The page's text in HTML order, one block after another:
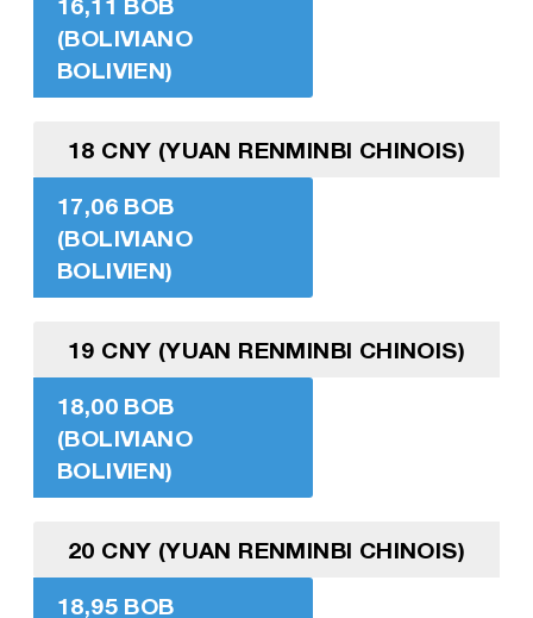
(BOLIVIANO
BOLIVIEN)
18 CNY (YUAN RENMINBI CHINOIS)
17,06 BOB
(BOLIVIANO
BOLIVIEN)
19 CNY (YUAN RENMINBI CHINOIS)
18,00 BOB
(BOLIVIANO
BOLIVIEN)
20 CNY (YUAN RENMINBI CHINOIS)
18,95 BOB